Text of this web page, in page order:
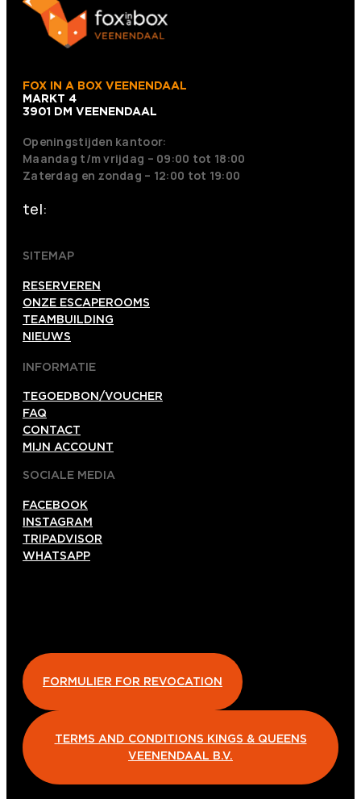
FOX IN A BOX VEENENDAAL
MARKT 4
3901 DM VEENENDAAL
Openingstijden kantoor:
Maandag t/m vrijdag – 09:00 tot 18:00
Zaterdag en zondag – 12:00 tot 19:00
tel:
SITEMAP
RESERVEREN
ONZE ESCAPEROOMS
TEAMBUILDING
NIEUWS
INFORMATIE
TEGOEDBON/VOUCHER
FAQ
CONTACT
MIJN ACCOUNT
SOCIALE MEDIA
FACEBOOK
INSTAGRAM
TRIPADVISOR
WHATSAPP
FORMULIER FOR REVOCATION
TERMS AND CONDITIONS KINGS & QUEENS
VEENENDAAL B.V.